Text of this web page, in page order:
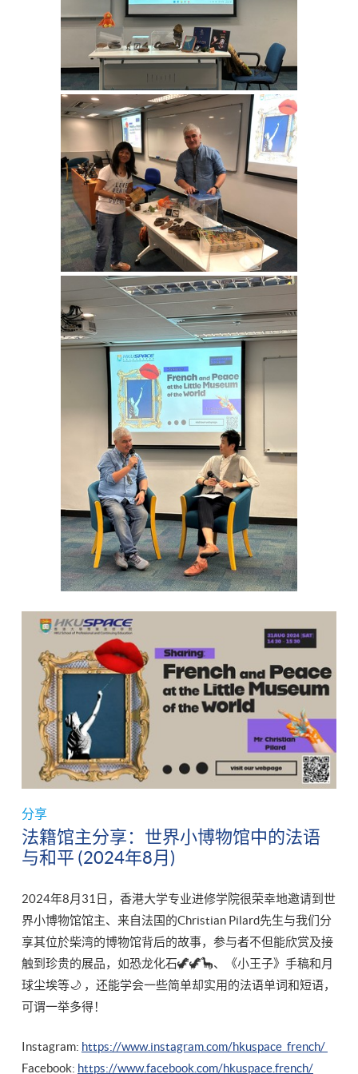
分享
法籍馆主分享：世界小博物馆中的法语
与和平 (2024年8月)
2024年8月31日，香港大学专业进修学院很荣幸地邀请到世
界小博物馆馆主、来自法国的Christian Pilard先生与我们分
享其位於柴湾的博物馆背后的故事，参与者不但能欣赏及接
触到珍贵的展品，如恐龙化石🦖🦖🦕、《小王子》手稿和月
球尘埃等🌙 ，还能学会一些简单却实用的法语单词和短语，
可谓一举多得！
Instagram: https://www.instagram.com/hkuspace_french/
Facebook: https://www.facebook.com/hkuspace.french/